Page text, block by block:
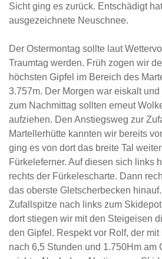
Sicht ging es zurück. Entschädigt
ausgezeichnete Neuschnee.
Der Ostermontag sollte laut
Traumtag werden. Früh zogen wir
höchsten Gipfel im Bereich des
3.757m. Der Morgen war eiskalt
zum Nachmittag sollten erneut
aufziehen. Den Anstiegsweg zur
Martellerhütte kannten wir bereits
ging es von dort das breite Tal
Fürkeleferner. Auf diesen sich links
rechts der Fürkelescharte. Dann
das oberste Gletscherbecken
Zufallspitze nach links zum
dort stiegen wir mit den Steigeisen
den Gipfel. Respekt vor Rolf, der
nach 6,5 Stunden und 1.750Hm am